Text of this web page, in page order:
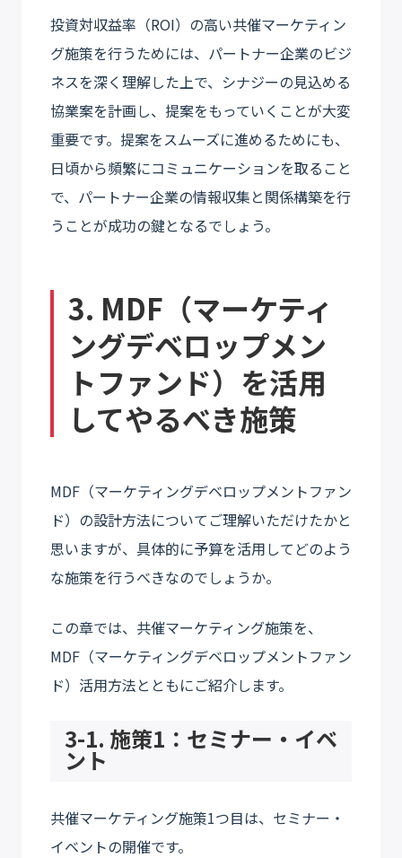
投資対収益率（ROI）の高い共催マーケティン
グ施策を行うためには、パートナー企業のビジ
ネスを深く理解した上で、シナジーの見込める
協業案を計画し、提案をもっていくことが大変
重要です。提案をスムーズに進めるためにも、
日頃から頻繁にコミュニケーションを取ること
で、パートナー企業の情報収集と関係構築を行
うことが成功の鍵となるでしょう。
3. MDF（マーケティ
ングデベロップメン
トファンド）を活用
してやるべき施策
MDF（マーケティングデベロップメントファン
ド）の設計方法についてご理解いただけたかと
思いますが、具体的に予算を活用してどのよう
な施策を行うべきなのでしょうか。
この章では、共催マーケティング施策を、
MDF（マーケティングデベロップメントファン
ド）活用方法とともにご紹介します。
3-1. 施策1：セミナー・イベ
ント
共催マーケティング施策1つ目は、セミナー・
イベントの開催です。